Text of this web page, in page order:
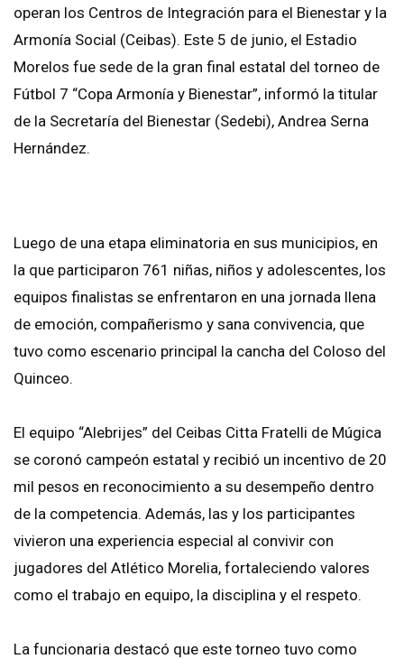
operan los Centros de Integración para el Bienestar y la
Armonía Social (Ceibas). Este 5 de junio, el Estadio
Morelos fue sede de la gran final estatal del torneo de
Fútbol 7 “Copa Armonía y Bienestar”, informó la titular
de la Secretaría del Bienestar (Sedebi), Andrea Serna
Hernández.
Luego de una etapa eliminatoria en sus municipios, en
la que participaron 761 niñas, niños y adolescentes, los
equipos finalistas se enfrentaron en una jornada llena
de emoción, compañerismo y sana convivencia, que
tuvo como escenario principal la cancha del Coloso del
Quinceo.
El equipo “Alebrijes” del Ceibas Citta Fratelli de Múgica
se coronó campeón estatal y recibió un incentivo de 20
mil pesos en reconocimiento a su desempeño dentro
de la competencia. Además, las y los participantes
vivieron una experiencia especial al convivir con
jugadores del Atlético Morelia, fortaleciendo valores
como el trabajo en equipo, la disciplina y el respeto.
La funcionaria destacó que este torneo tuvo como